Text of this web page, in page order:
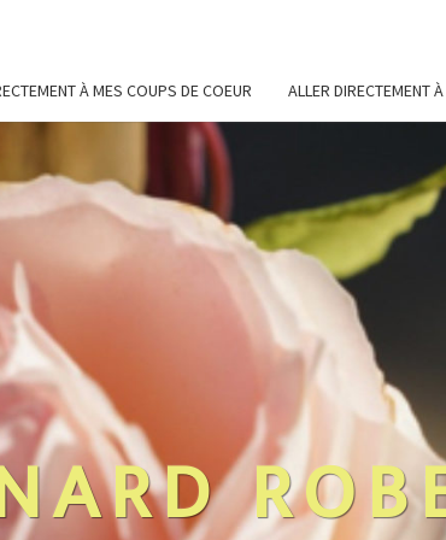
À MES COUPS DE COEUR ALLER DIRECTEMENT